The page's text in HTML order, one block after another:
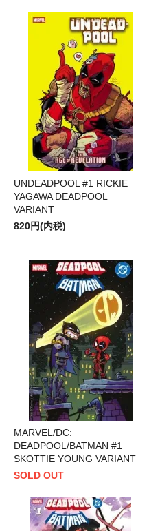
UNDEADPOOL #1 RICKIE
YAGAWA DEADPOOL
VARIANT
820円(内税)
MARVEL/DC:
DEADPOOL/BATMAN #1
SKOTTIE YOUNG VARIANT
SOLD OUT